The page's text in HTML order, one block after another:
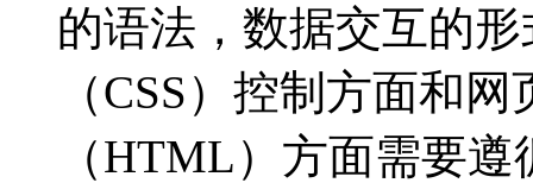
的语法，数据交互的
（CSS）控制方面和
（HTML）方面需要